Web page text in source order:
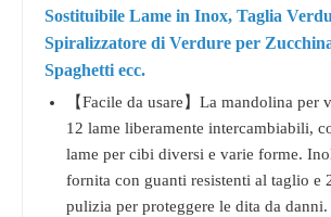
Sostituibile Lame in Inox, Taglia
Spiralizzatore di Verdure per
Spaghetti ecc.
【Facile da usare】La mandolina per
12 lame liberamente intercambiabili,
lame per cibi diversi e varie forme.
fornita con guanti resistenti al taglio e
pulizia per proteggere le dita da